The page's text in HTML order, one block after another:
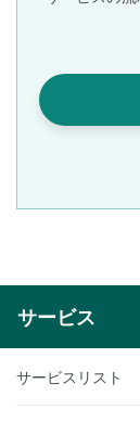
サービス
サービスリスト